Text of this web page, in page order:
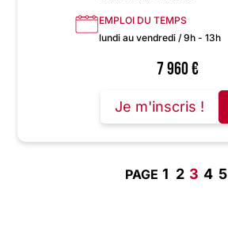
EMPLOI DU TEMPS
lundi au vendredi / 9h - 13h
7 960€
Je m'inscris !
1 2 3 4 5